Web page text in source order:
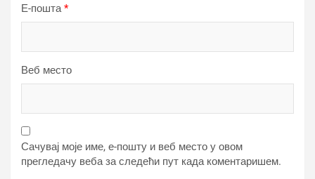
Е-пошта*
Веб место
Сачувај моје име, е-пошту и веб место у овом
прегледачу веба за следећи пут када коментаришем.